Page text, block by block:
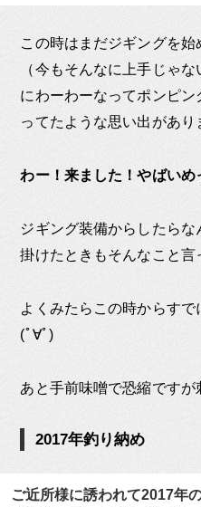
この時はまだジギングを始
（今もそんなに上手じゃ
にわーわーなってポンピ
ってたような思い出があり
わー！来ました！やばいめ
ジギング装備からしたら
掛けたときもそんなこと言
よくみたらこの時からす
(ﾟ∀ﾟ)
あと手前味噌で恐縮ですが
2017年釣り納め
ご近所様に誘われて2017年